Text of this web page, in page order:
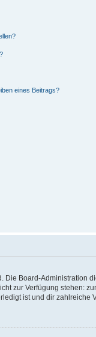
eines Beitrags?
Board-Administration
zur Verfügung stehen:
ist und dir zahlreiche